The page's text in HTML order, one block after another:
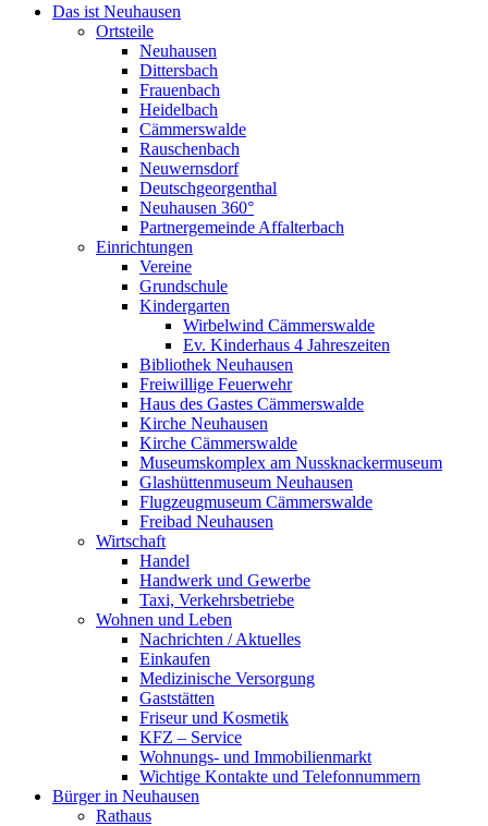
Das ist Neuhausen
Ortsteile
Neuhausen
Dittersbach
Frauenbach
Heidelbach
Cämmerswalde
Rauschenbach
Neuwernsdorf
Deutschgeorgenthal
Neuhausen 360°
Partnergemeinde Affalterbach
Einrichtungen
Vereine
Grundschule
Kindergarten
Wirbelwind Cämmerswalde
Ev. Kinderhaus 4 Jahreszeiten
Bibliothek Neuhausen
Freiwillige Feuerwehr
Haus des Gastes Cämmerswalde
Kirche Neuhausen
Kirche Cämmerswalde
Museumskomplex am Nussknackermuseum
Glashüttenmuseum Neuhausen
Flugzeugmuseum Cämmerswalde
Freibad Neuhausen
Wirtschaft
Handel
Handwerk und Gewerbe
Taxi, Verkehrsbetriebe
Wohnen und Leben
Nachrichten / Aktuelles
Einkaufen
Medizinische Versorgung
Gaststätten
Friseur und Kosmetik
KFZ – Service
Wohnungs- und Immobilienmarkt
Wichtige Kontakte und Telefonnummern
Bürger in Neuhausen
Rathaus